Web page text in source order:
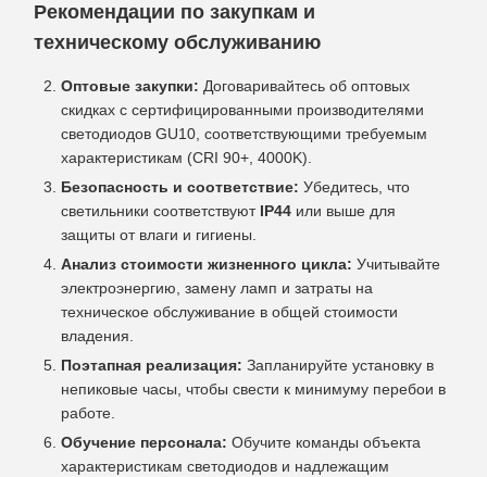
Рекомендации по закупкам и
техническому обслуживанию
Оптовые закупки: Договаривайтесь об оптовых
скидках с сертифицированными производителями
светодиодов GU10, соответствующими требуемым
характеристикам (CRI 90+, 4000K).
Безопасность и соответствие: Убедитесь, что
светильники соответствуют IP44 или выше для
защиты от влаги и гигиены.
Анализ стоимости жизненного цикла: Учитывайте
электроэнергию, замену ламп и затраты на
техническое обслуживание в общей стоимости
владения.
Поэтапная реализация: Запланируйте установку в
непиковые часы, чтобы свести к минимуму перебои в
работе.
Обучение персонала: Обучите команды объекта
характеристикам светодиодов и надлежащим